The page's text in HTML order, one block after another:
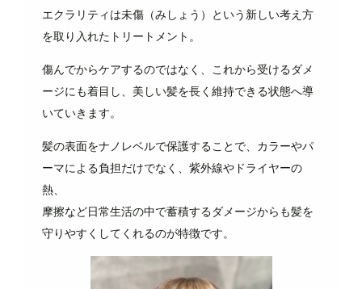
エクラリティは未傷（みしょう）という新しい考え方
を取り入れたトリートメント。
傷んでからケアするのではなく、これから受けるダメ
ージにも着目し、美しい髪を長く維持できる状態へ導
いていきます。
髪の表面をナノレベルで保護することで、カラーやパ
ーマによる負担だけでなく、紫外線やドライヤーの
熱、
摩擦など日常生活の中で蓄積するダメージからも髪を
守りやすくしてくれるのが特徴です。